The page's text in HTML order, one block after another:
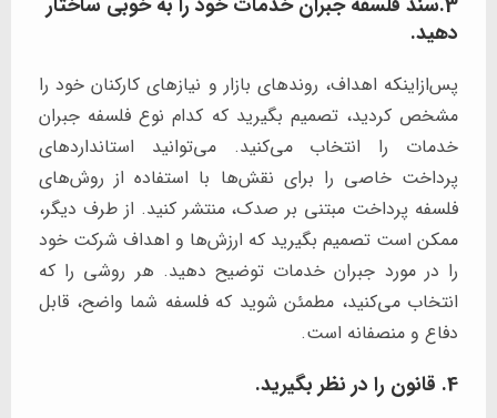
دهید.
پس‌ازاینکه اهداف، روندهای بازار و نیازهای کارکنان خود را
مشخص کردید، تصمیم بگیرید که کدام نوع فلسفه جبران
خدمات را انتخاب می‌کنید. می‌توانید استانداردهای
پرداخت خاصی را برای نقش‌ها با استفاده از روش‌های
فلسفه پرداخت مبتنی بر صدک، منتشر کنید. از طرف دیگر،
ممکن است تصمیم بگیرید که ارزش‌ها و اهداف شرکت خود
را در مورد جبران خدمات توضیح دهید. هر روشی را که
انتخاب می‌کنید، مطمئن شوید که فلسفه شما واضح، قابل
دفاع و منصفانه است.
4. قانون را در نظر بگیرید.